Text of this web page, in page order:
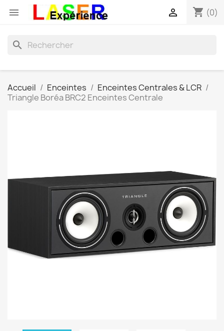
 shopping_cart (0)

search
Accueil Enceintes
Enceintes Centrales & LCR
Triangle Boréa BRC2 Enceintes Centrale